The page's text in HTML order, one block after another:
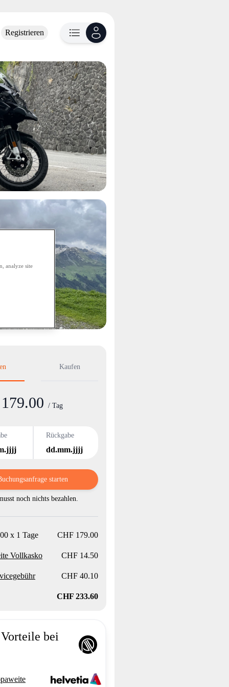
Registrieren
Kaufen
/ Tag
Rückgabe
dd.mm.jjjj
starten
noch nichts bezahlen.
x 1 Tage CHF 179.00
Vollkasko CHF 14.50
CHF 40.10
CHF 233.60
bei
analyze site